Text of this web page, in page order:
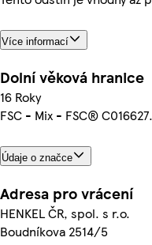
Více informací
Dolní věková hranice
16 Roky
FSC - Mix - FSC® C016627.
Údaje o značce
Adresa pro vrácení
HENKEL ČR, spol. s r.o.
Boudníkova 2514/5